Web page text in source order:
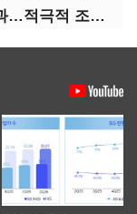
이 대통령 "국가폭력 피해자에 사과…적극적 조사로 진실 밝혀야"